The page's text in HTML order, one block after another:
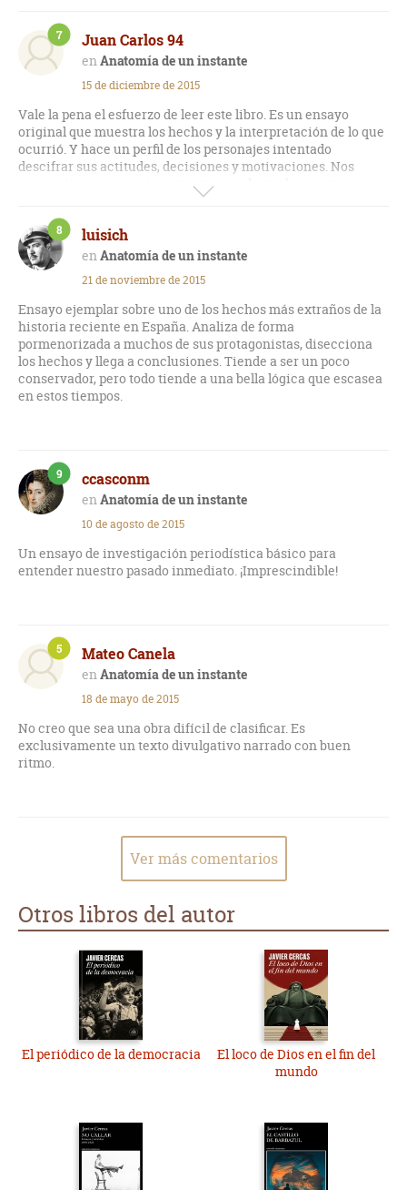
Juan Carlos 94
Anatomía de un instante
7
15 de diciembre de 2015
Vale la pena el esfuerzo de leer este libro. Es un ensayo
original que muestra los hechos y la interpretación de lo que
ocurrió. Y hace un perfil de los personajes intentado
descifrar sus actitudes, decisiones y motivaciones. Nos
sumergimos en esa etapa tan trascendente de nuestra
historia, la transición. Y un personaje destaca, Adolfo Suárez.
Hay momentos que se lee como una novela y otras donde
priman las reflexiones. Me ha gustado mucho el final donde
el padre del autor juega un papel importante.
A veces resulta un poco pesado porque se demora en la
argumentación y además rescata ideas o conceptos ya
planteados en otras partes de la obra, repitiéndolas de la
misma forma. Da la impresión de que a veces se estanca y le
cuesta avanzar. Probablemente sea por la difícil
interpretación de lo ocurrido, por el laborioso acabado de los
personajes. En fin es una mezcla de ensayo y novela. No
obstante es bastante revelador y nos ayuda a analizar lo
luisich
Anatomía de un instante
8
21 de noviembre de 2015
Ensayo ejemplar sobre uno de los hechos más extraños de la
historia reciente en España. Analiza de forma
pormenorizada a muchos de sus protagonistas, disecciona
los hechos y llega a conclusiones. Tiende a ser un poco
conservador, pero todo tiende a una bella lógica que escasea
en estos tiempos.
ccasconm
Anatomía de un instante
9
10 de agosto de 2015
Un ensayo de investigación periodística básico para
entender nuestro pasado inmediato. ¡Imprescindible!
Mateo Canela
Anatomía de un instante
5
18 de mayo de 2015
No creo que sea una obra difícil de clasificar. Es
exclusivamente un texto divulgativo narrado con buen
ritmo.
Ver más comentarios
Otros libros del autor
El periódico de la democracia
El loco de Dios en el fin del
mundo